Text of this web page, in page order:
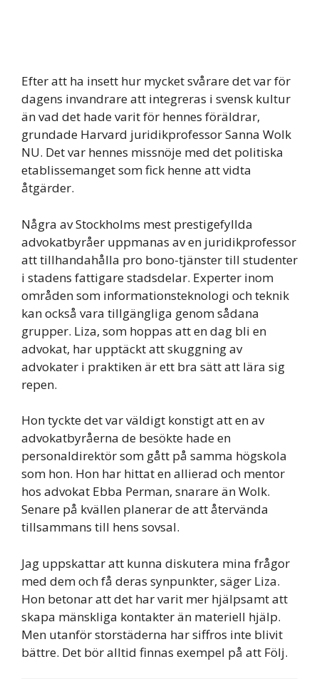
Efter att ha insett hur mycket svårare det var för
dagens invandrare att integreras i svensk kultur
än vad det hade varit för hennes föräldrar,
grundade Harvard juridikprofessor Sanna Wolk
NU. Det var hennes missnöje med det politiska
etablissemanget som fick henne att vidta
åtgärder.
Några av Stockholms mest prestigefyllda
advokatbyråer uppmanas av en juridikprofessor
att tillhandahålla pro bono-tjänster till studenter
i stadens fattigare stadsdelar. Experter inom
områden som informationsteknologi och teknik
kan också vara tillgängliga genom sådana
grupper. Liza, som hoppas att en dag bli en
advokat, har upptäckt att skuggning av
advokater i praktiken är ett bra sätt att lära sig
repen.
Hon tyckte det var väldigt konstigt att en av
advokatbyråerna de besökte hade en
personaldirektör som gått på samma högskola
som hon. Hon har hittat en allierad och mentor
hos advokat Ebba Perman, snarare än Wolk.
Senare på kvällen planerar de att återvända
tillsammans till hens sovsal.
Jag uppskattar att kunna diskutera mina frågor
med dem och få deras synpunkter, säger Liza.
Hon betonar att det har varit mer hjälpsamt att
skapa mänskliga kontakter än materiell hjälp.
Men utanför storstäderna har siffros inte blivit
bättre. Det bör alltid finnas exempel på att Följ.